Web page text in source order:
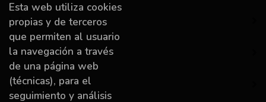
Información
Destacado
A miña conta
Esta web utiliza cookies
propias y de terceros
que permiten al usuario
la navegación a través
de una página web
(técnicas), para el
seguimiento y análisis